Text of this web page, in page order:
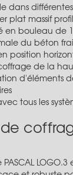
dans
plat massif
en bouleau de
du béton
position
de la
d'éléments
tous les
de
LOGO.3